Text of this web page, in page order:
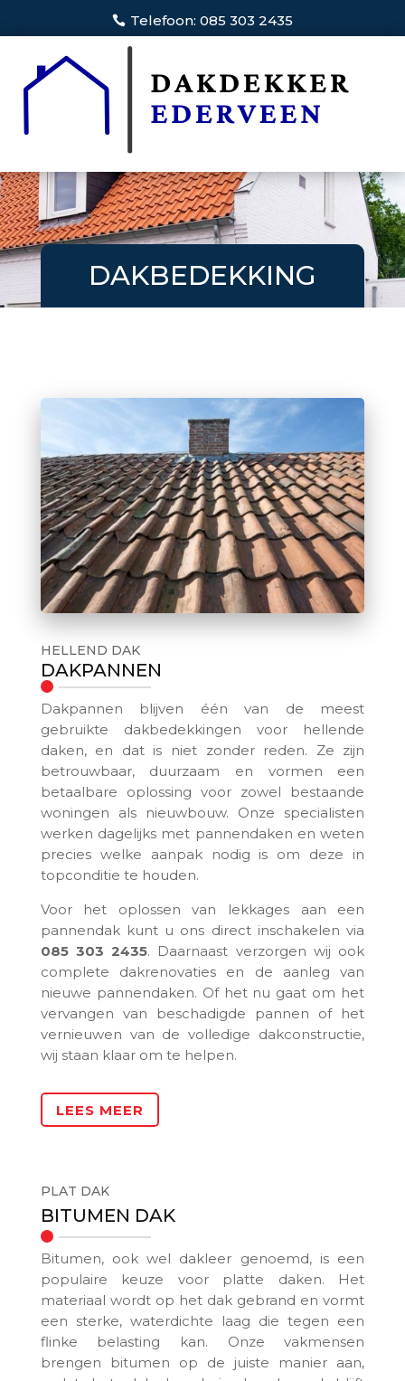
Telefoon: 085 303 2435
DAKBEDEKKING
HELLEND DAK
DAKPANNEN
Dakpannen blijven één van de meest
gebruikte dakbedekkingen voor hellende
daken, en dat is niet zonder reden. Ze zijn
betrouwbaar, duurzaam en vormen een
betaalbare oplossing voor zowel bestaande
woningen als nieuwbouw. Onze specialisten
werken dagelijks met pannendaken en weten
precies welke aanpak nodig is om deze in
topconditie te houden.
Voor het oplossen van lekkages aan een
pannendak kunt u ons direct inschakelen via
085 303 2435. Daarnaast verzorgen wij ook
complete dakrenovaties en de aanleg van
nieuwe pannendaken. Of het nu gaat om het
vervangen van beschadigde pannen of het
vernieuwen van de volledige dakconstructie,
wij staan klaar om te helpen.
LEES MEER
PLAT DAK
BITUMEN DAK
Bitumen, ook wel dakleer genoemd, is een
populaire keuze voor platte daken. Het
materiaal wordt op het dak gebrand en vormt
een sterke, waterdichte laag die tegen een
flinke belasting kan. Onze vakmensen
brengen bitumen op de juiste manier aan,